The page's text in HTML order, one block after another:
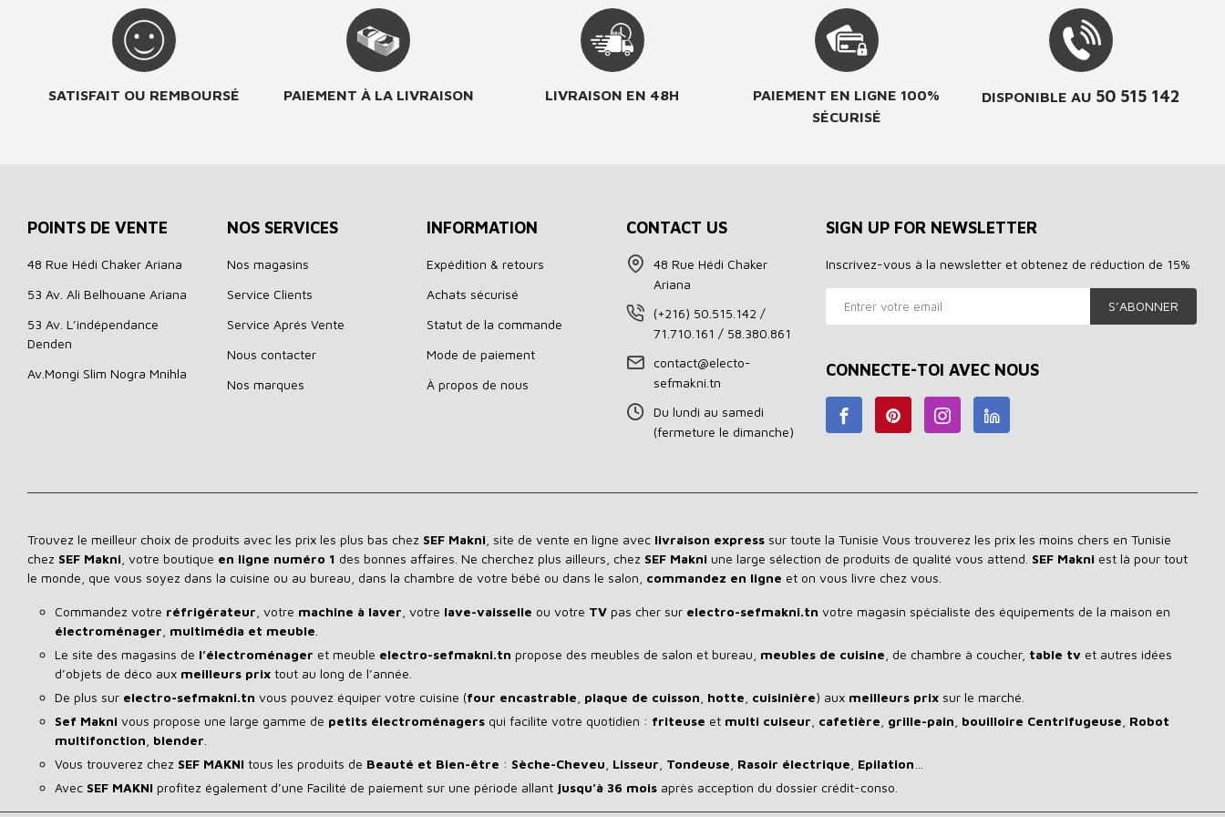
SATISFAIT OU REMBOURSÉ PAIEMENT À LA LIVRAISON LIVRAISON EN 48H
PAIEMENT EN LIGNE 100%
SÉCURISÉ
DISPONIBLE AU 50 515 142
POINTS DE VENTE
48 Rue Hédi Chaker Ariana
53 Av. Ali Belhouane Ariana
53 Av. L’indépendance
Denden
Av.Mongi Slim Nogra Mnihla
NOS SERVICES
Nos magasins
Service Clients
Service Aprés Vente
Nous contacter
Nos marques
INFORMATION
Expédition & retours
Achats sécurisé
Statut de la commande
Mode de paiement
À propos de nous
CONTACT US
48 Rue Hédi Chaker
Ariana
(+216) 50.515.142 /
71.710.161 / 58.380.861
contact@electo-
sefmakni.tn
Du lundi au samedi
(fermeture le dimanche)
SIGN UP FOR NEWSLETTER
Inscrivez-vous à la newsletter et obtenez de réduction de 15%
S’ABONNER
CONNECTE-TOI AVEC NOUS
Trouvez le meilleur choix de produits avec les prix les plus bas chez SEF Makni , site de vente en ligne avec livraison express sur toute la Tunisie Vous trouverez les prix les moins chers en Tunisie
chez SEF Makni , votre boutique en ligne numéro 1 des bonnes affaires. Ne cherchez plus ailleurs, chez SEF Makni une large sélection de produits de qualité vous attend. SEF Makni est là pour tout
le monde, que vous soyez dans la cuisine ou au bureau, dans la chambre de votre bébé ou dans le salon, commandez en ligne et on vous livre chez vous.
Commandez votre réfrigérateur , votre machine à laver , votre lave-vaisselle ou votre TV pas cher sur electro-sefmakni.tn votre magasin spécialiste des équipements de la maison en
électroménager multimédia et meuble
Le site des magasins de l’électroménager et meuble electro-sefmakni.tn propose des meubles de salon et bureau, meubles de cuisine , de chambre à coucher, table tv et autres idées
d’objets de déco aux meilleurs prix tout au long de l’année.
De plus sur electro-sefmakni.tn vous pouvez équiper votre cuisine (four encastrable plaque de cuisson hotte cuisinière) aux meilleurs prix sur le marché.
Sef Makni vous propose une large gamme de petits électroménagers qui facilite votre quotidien : friteuse et multi cuiseur cafetière grille-pain bouilloire Centrifugeuse Robot
multifonction blender
Vous trouverez chez SEF MAKNI tous les produits de Beauté et Bien-être : Sèche-Cheveu Lisseur Tondeuse Rasoir électrique Epilation
Avec SEF MAKNI profitez également d’une Facilité de paiement sur une période allant jusqu’à 36 mois après acception du dossier crédit-conso.